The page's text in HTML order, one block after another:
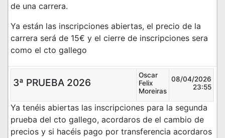
de una carrera.
Ya están las inscripciones abiertas, el precio de la
carrera será de 15€ y el cierre de inscripciones sera
como el cto gallego
3ª PRUEBA 2026
Oscar
Felix
Moreiras
08/04/2026
23:55
Ya tenéis abiertas las inscripciones para la segunda
prueba del cto gallego, acordaros de el cambio de
precios y si hacéis pago por transferencia acordaros